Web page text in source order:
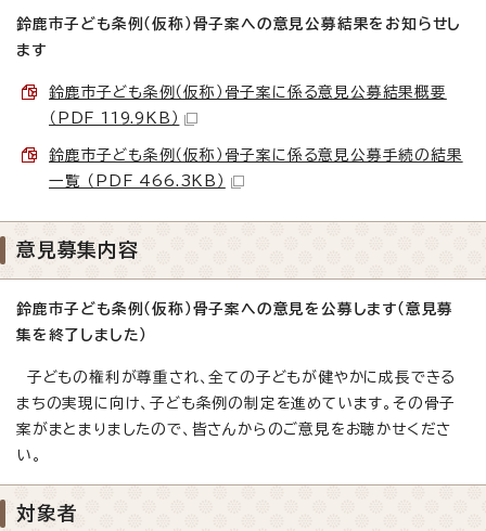
鈴鹿市子ども条例（仮称）骨子案への意見公募結果をお知らせし
ます
鈴鹿市子ども条例（仮称）骨子案に係る意見公募結果概要
（PDF 119.9KB）
鈴鹿市子ども条例（仮称）骨子案に係る意見公募手続の結果
一覧 （PDF 466.3KB）
意見募集内容
鈴鹿市子ども条例（仮称）骨子案への意見を公募します（意見募
集を終了しました）
子どもの権利が尊重され、全ての子どもが健やかに成長できる
まちの実現に向け、子ども条例の制定を進めています。その骨子
案がまとまりましたので、皆さんからのご意見をお聴かせくださ
い。
対象者